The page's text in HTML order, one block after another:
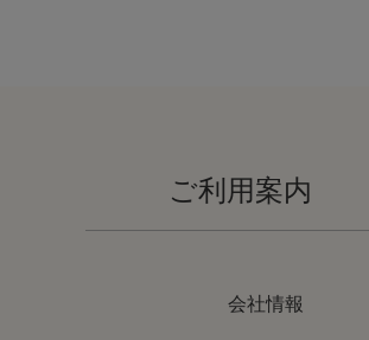
ご利用案内
会社情報